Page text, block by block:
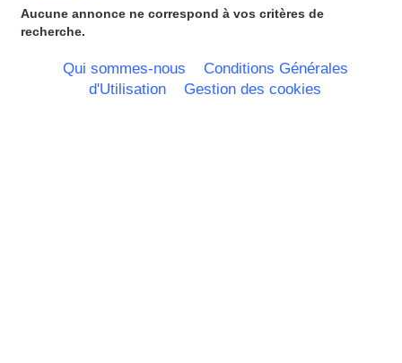
Poitou Charentes
Principauté de Monaco
Italie
Rhone Alpes
Aucune annonce ne correspond à vos critères de
recherche.
Qui sommes-nous
Conditions Générales
d'Utilisation
Gestion des cookies